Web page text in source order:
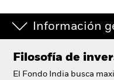
BlackRock
Aladdin
Información
Filosofía de
El Fondo India busca